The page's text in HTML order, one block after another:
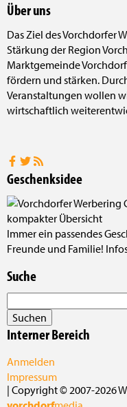
Über uns
Das Ziel des Vorchdorfer
Stärkung der Region
Marktgemeinde
fördern und stärken.
Veranstaltungen wollen
wirtschaftlich
Geschenksidee
Immer ein passendes
Freunde und Familie!
Suche
Interner Bereich
Anmelden
Impressum
| Copyright © 2007-2026